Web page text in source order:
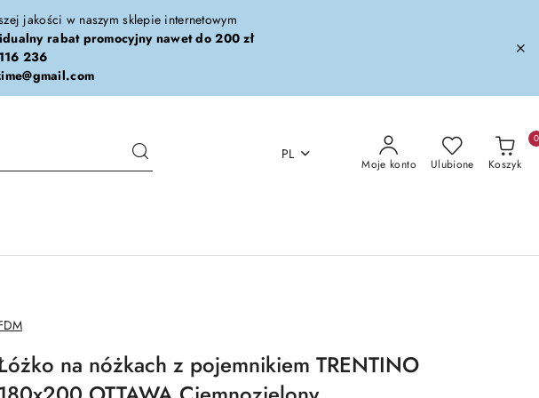
jakości w naszym sklepie internetowym
rabat promocyjny nawet do 200 zł
236
PL
Moje konto Ulubione Koszyk
0
na nóżkach z pojemnikiem TRENTINO